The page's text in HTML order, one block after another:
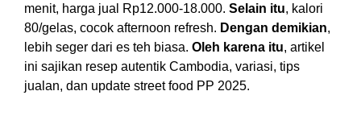
menit, harga jual Rp12.000-18.000. Selain itu, kalori
80/gelas, cocok afternoon refresh. Dengan demikian,
lebih seger dari es teh biasa. Oleh karena itu, artikel
ini sajikan resep autentik Cambodia, variasi, tips
jualan, dan update street food PP 2025.